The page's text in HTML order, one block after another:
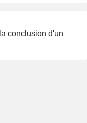
conclusion d'un